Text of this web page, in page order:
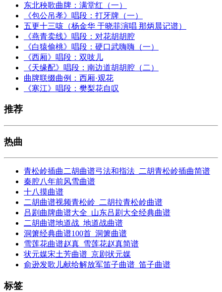
东北秧歌曲牌：满堂红（一）
《包公吊孝》唱段：打牙牌（一）
五更十三咳（杨金华 于晓菲演唱 那炳晨记谱）
《燕青卖线》唱段：对花胡胡腔
《白猿偷桃》唱段：硬口武嗨嗨（一）
《西厢》唱段：双吱儿
《天缘配》唱段：南边道胡胡腔（二）
曲牌联缀曲例：西厢·观花
《寒江》唱段：樊梨花自叹
推荐
热曲
青松岭插曲二胡曲谱弓法和指法_二胡青松岭插曲简谱
秦腔八年前风雪曲谱
十八摸曲谱
二胡曲谱视频青松岭_二胡拉青松岭曲谱
吕剧曲牌曲谱大全_山东吕剧大全经典曲谱
二胡曲谱地道战_地道战曲谱
洞箫经典曲谱100首_洞箫曲谱
雪莲花曲谱赵真_雪莲花赵真简谱
状元媒宋土芳曲谱_京剧状元媒
俞逊发歌儿献给解放军笛子曲谱_笛子曲谱
标签